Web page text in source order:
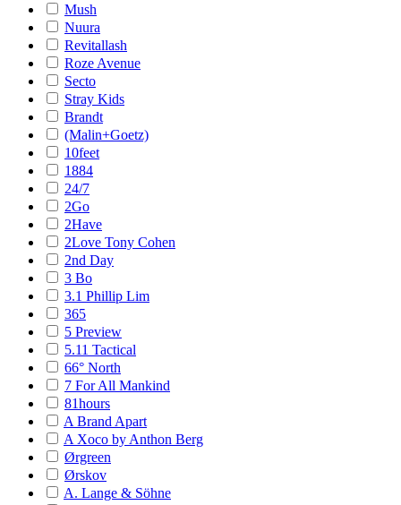
Mush
Nuura
Revitallash
Roze Avenue
Secto
Stray Kids
Brandt
(Malin+Goetz)
10feet
1884
24/7
2Go
2Have
2Love Tony Cohen
2nd Day
3 Bo
3.1 Phillip Lim
365
5 Preview
5.11 Tactical
66° North
7 For All Mankind
81hours
A Brand Apart
A Xoco by Anthon Berg
Ørgreen
Ørskov
A. Lange & Söhne